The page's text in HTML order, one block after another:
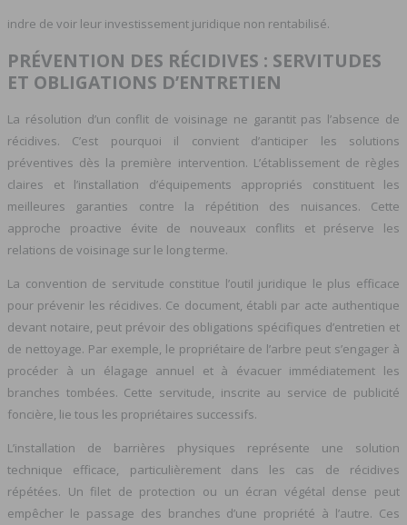
indre de voir leur investissement juridique non rentabilisé.
PRÉVENTION DES RÉCIDIVES : SERVITUDES
ET OBLIGATIONS D’ENTRETIEN
La résolution d’un conflit de voisinage ne garantit pas l’absence de
récidives. C’est pourquoi il convient d’anticiper les solutions
préventives dès la première intervention. L’établissement de règles
claires et l’installation d’équipements appropriés constituent les
meilleures garanties contre la répétition des nuisances. Cette
approche proactive évite de nouveaux conflits et préserve les
relations de voisinage sur le long terme.
La convention de servitude constitue l’outil juridique le plus efficace
pour prévenir les récidives. Ce document, établi par acte authentique
devant notaire, peut prévoir des obligations spécifiques d’entretien et
de nettoyage. Par exemple, le propriétaire de l’arbre peut s’engager à
procéder à un élagage annuel et à évacuer immédiatement les
branches tombées. Cette servitude, inscrite au service de publicité
foncière, lie tous les propriétaires successifs.
L’installation de barrières physiques représente une solution
technique efficace, particulièrement dans les cas de récidives
répétées. Un filet de protection ou un écran végétal dense peut
empêcher le passage des branches d’une propriété à l’autre. Ces